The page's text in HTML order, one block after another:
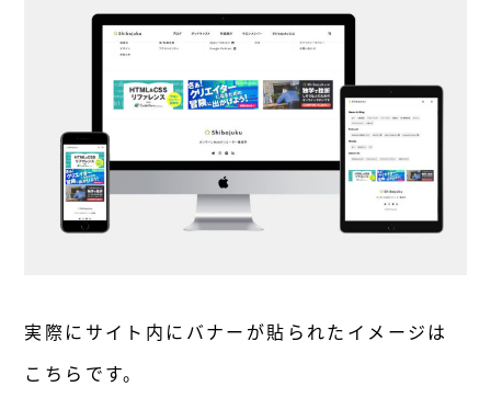
実際にサイト内にバナーが貼られたイメージは
こちらです。